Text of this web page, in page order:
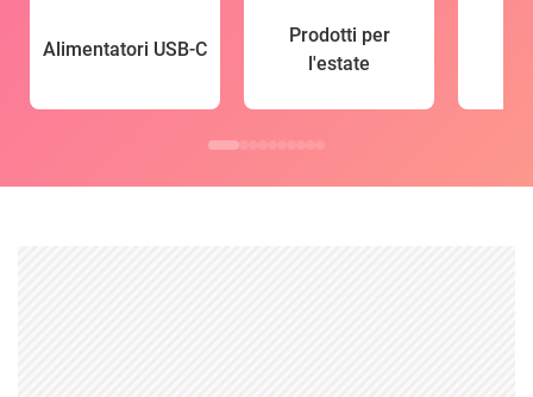
Alimentatori USB-C
Prodotti per
l'estate